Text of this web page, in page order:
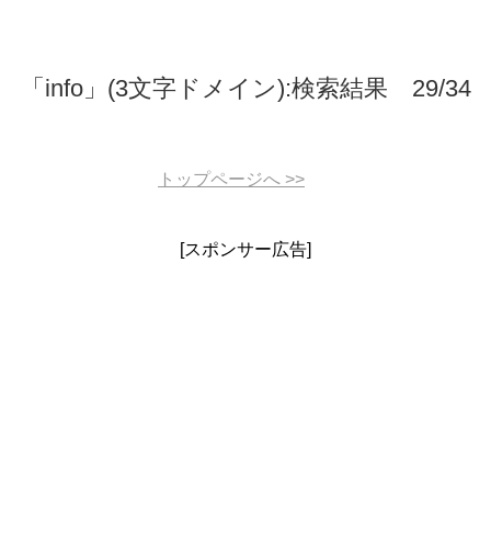
「info」(3文字ドメイン):検索結果 29/34
トップページへ >>
[スポンサー広告]